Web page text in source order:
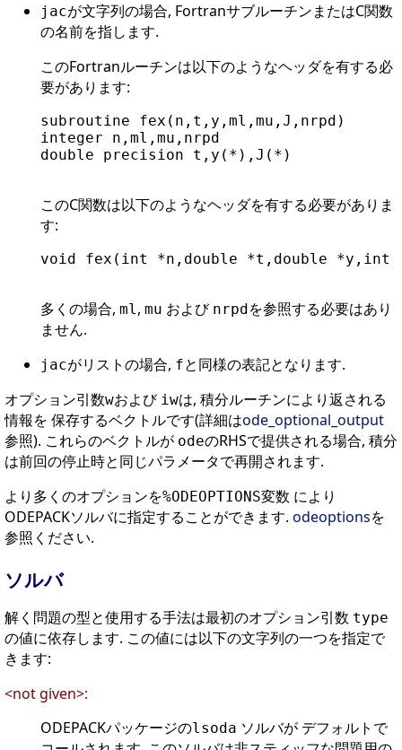
jacが文字列の場合, FortranサブルーチンまたはC関数
の名前を指します.
このFortranルーチンは以下のようなヘッダを有する必
要があります:
subroutine fex(n,t,y,ml,mu,J,nrpd)
integer n,ml,mu,nrpd
double precision t,y(*),J(*)
このC関数は以下のようなヘッダを有する必要がありま
す:
void fex(int *n,double *t,double *y,int
多くの場合, ml, mu および nrpd を参照する必要はあり
ません.
jacがリストの場合, fと同様の表記となります.
オプション引数wおよび iwは, 積分ルーチンにより返される
情報を 保存するベクトルです(詳細はode_optional_output
参照). これらのベクトルが odeのRHSで提供される場合, 積分
は前回の停止時と同じパラメータで再開されます.
より多くのオプションを%ODEOPTIONS変数 により
ODEPACKソルバに指定することができます. odeoptionsを
参照ください.
ソルバ
解く問題の型と使用する手法は最初のオプション引数 type
の値に依存します. この値には以下の文字列の一つを指定で
きます:
<not given>:
ODEPACKパッケージのlsoda ソルバが デフォルトで